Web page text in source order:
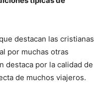
destacan las cristianas
por muchas otras
destaca por la calidad de
de muchos viajeros.